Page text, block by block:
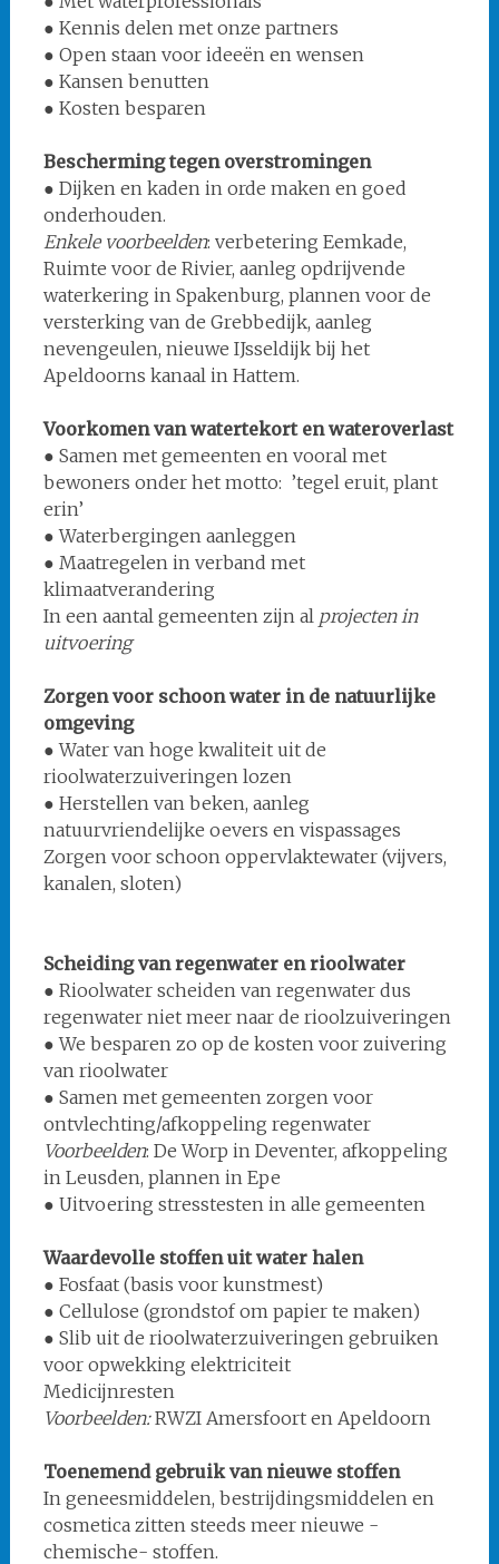
● Kennis delen met onze partners
● Open staan voor ideeën en wensen
● Kansen benutten
● Kosten besparen
Bescherming tegen overstromingen
● Dijken en kaden in orde maken en goed
onderhouden.
Enkele voorbeelden: verbetering Eemkade,
Ruimte voor de Rivier, aanleg opdrijvende
waterkering in Spakenburg, plannen voor de
versterking van de Grebbedijk, aanleg
nevengeulen, nieuwe IJsseldijk bij het
Apeldoorns kanaal in Hattem.
Voorkomen van watertekort en wateroverlast
● Samen met gemeenten en vooral met
bewoners onder het motto: ’tegel eruit, plant
erin’
● Waterbergingen aanleggen
● Maatregelen in verband met
klimaatverandering
In een aantal gemeenten zijn al projecten in
uitvoering
Zorgen voor schoon water in de natuurlijke
omgeving
● Water van hoge kwaliteit uit de
rioolwaterzuiveringen lozen
● Herstellen van beken, aanleg
natuurvriendelijke oevers en vispassages
Zorgen voor schoon oppervlaktewater (vijvers,
kanalen, sloten)
Scheiding van regenwater en rioolwater
● Rioolwater scheiden van regenwater dus
regenwater niet meer naar de rioolzuiveringen
● We besparen zo op de kosten voor zuivering
van rioolwater
● Samen met gemeenten zorgen voor
ontvlechting/afkoppeling regenwater
Voorbeelden: De Worp in Deventer, afkoppeling
in Leusden, plannen in Epe
● Uitvoering stresstesten in alle gemeenten
Waardevolle stoffen uit water halen
● Fosfaat (basis voor kunstmest)
● Cellulose (grondstof om papier te maken)
● Slib uit de rioolwaterzuiveringen gebruiken
voor opwekking elektriciteit
Medicijnresten
Voorbeelden:RWZI Amersfoort en Apeldoorn
Toenemend gebruik van nieuwe stoffen
In geneesmiddelen, bestrijdingsmiddelen en
cosmetica zitten steeds meer nieuwe -
chemische- stoffen.